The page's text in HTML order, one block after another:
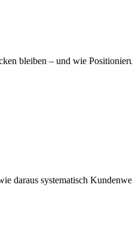
bleiben – und wie
daraus systematisch